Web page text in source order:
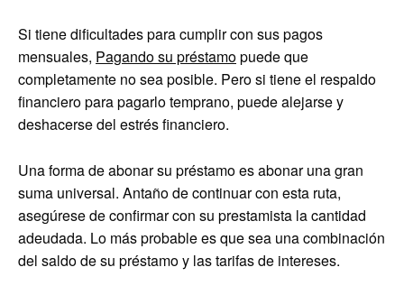
Si tiene dificultades para cumplir con sus pagos
mensuales, Pagando su préstamopuede que
completamente no sea posible. Pero si tiene el respaldo
financiero para pagarlo temprano, puede alejarse y
deshacerse del estrés financiero.
Una forma de abonar su préstamo es abonar una gran
suma universal. Antaño de continuar con esta ruta,
asegúrese de confirmar con su prestamista la cantidad
adeudada. Lo más probable es que sea una combinación
del saldo de su préstamo y las tarifas de intereses.